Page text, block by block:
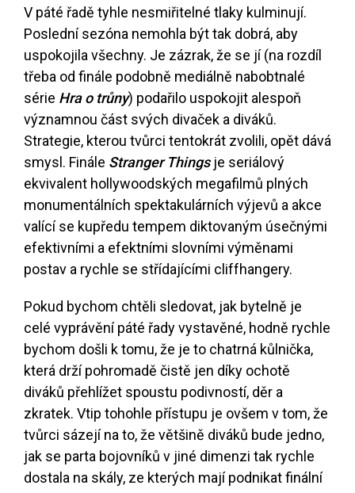
V páté řadě tyhle nesmiřitelné tlaky kulminují.
Poslední sezóna nemohla být tak dobrá, aby
uspokojila všechny. Je zázrak, že se jí (na rozdíl
třeba od finále podobně mediálně nabobtnalé
série Hra o trůny) podařilo uspokojit alespoň
významnou část svých divaček a diváků.
Strategie, kterou tvůrci tentokrát zvolili, opět dává
smysl. Finále Stranger Thingsje seriálový
ekvivalent hollywoodských megafilmů plných
monumentálních spektakulárních výjevů a akce
valící se kupředu tempem diktovaným úsečnými
efektivními a efektními slovními výměnami
postav a rychle se střídajícími cliffhangery.
Pokud bychom chtěli sledovat, jak bytelně je
celé vyprávění páté řady vystavěné, hodně rychle
bychom došli k tomu, že je to chatrná kůlnička,
která drží pohromadě čistě jen díky ochotě
diváků přehlížet spoustu podivností, děr a
zkratek. Vtip tohohle přístupu je ovšem v tom, že
tvůrci sázejí na to, že většině diváků bude jedno,
jak se parta bojovníků v jiné dimenzi tak rychle
dostala na skály, ze kterých mají podnikat finální